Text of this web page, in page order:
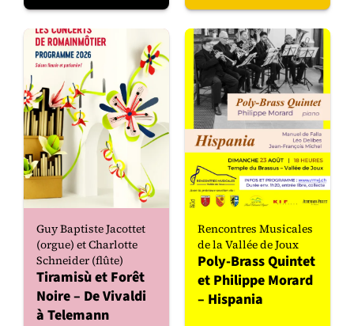
Guy Baptiste Jacottet
(orgue) et Charlotte
Schneider (flûte)
Tiramisù et Forêt
Noire – De Vivaldi
à Telemann
Rencontres Musicales
de la Vallée de Joux
Poly-Brass Quintet
et Philippe Morard
– Hispania